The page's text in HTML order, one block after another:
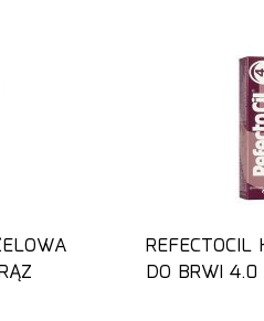
DO BRWI